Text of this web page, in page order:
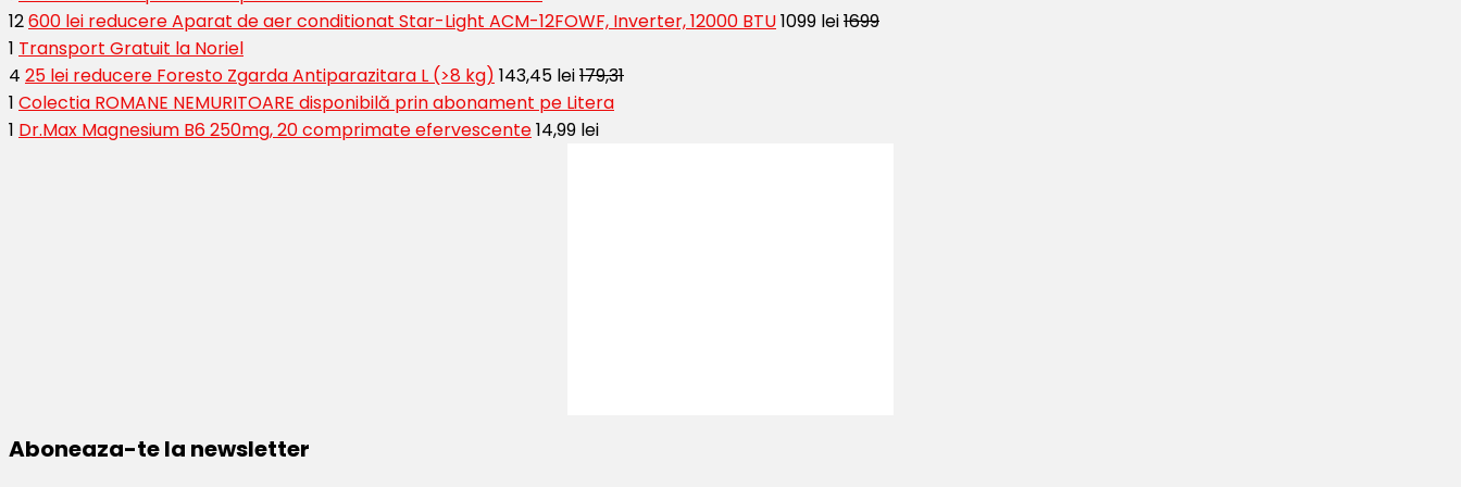
12600 lei reducere Aparat de aer conditionat Star-Light ACM-12FOWF, Inverter, 12000 BTU1099 lei1699
1 Transport Gratuit la Noriel
4 25 lei reducere Foresto Zgarda Antiparazitara L (>8 kg) 143,45 lei179,31
1 Colectia ROMANE NEMURITOARE disponibilă prin abonament pe Litera
1 Dr.Max Magnesium B6 250mg, 20 comprimate efervescente14,99 lei
Aboneaza-te la newsletter